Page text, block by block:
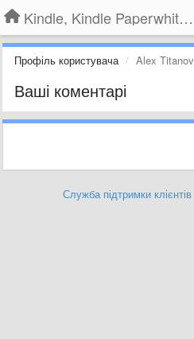
Kindle, Kindle Paperwhite, Kindle Voyage
Профіль користувача Alex Titanov
Ваші коментарі
Служба підтримки клієнтів